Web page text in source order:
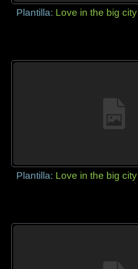
Plantilla: Love in the big city
Plantilla: Love in the big city